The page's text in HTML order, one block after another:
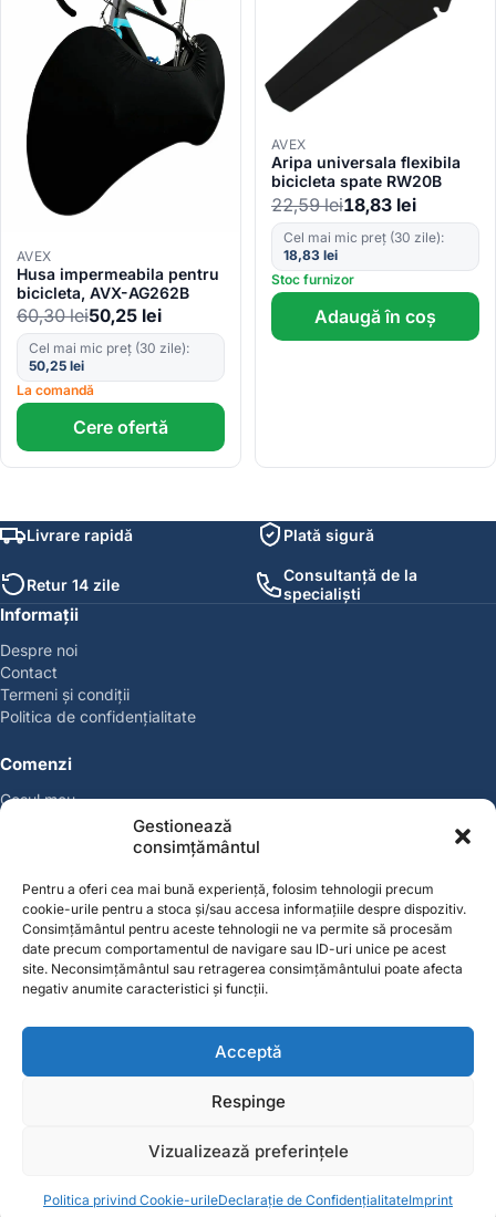
Gestionează
consimțământul
Pentru a oferi cea mai bună experiență, folosim tehnologii precum
cookie-urile pentru a stoca și/sau accesa informațiile despre dispozitiv.
Consimțământul pentru aceste tehnologii ne va permite să procesăm
date precum comportamentul de navigare sau ID-uri unice pe acest
site. Neconsimțământul sau retragerea consimțământului poate afecta
negativ anumite caracteristici și funcții.
Acceptă
Respinge
Vizualizează preferințele
Politica privind Cookie-urileDeclarație de ConfidențialitateImprint
AVEX
Husa impermeabila pentru
bicicleta, AVX-AG262B
60,30lei50,25 lei
Cel mai mic preț (30 zile):
50,25 lei
La comandă
Cere ofertă
AVEX
Aripa universala flexibila
bicicleta spate RW20B
22,59lei18,83 lei
Cel mai mic preț (30 zile):
18,83 lei
Stoc furnizor
Adaugă în coș
Livrare rapidă Plată sigură
Retur 14 zile
Consultanță de la
specialiști
Informații
Despre noi
Contact
Termeni și condiții
Politica de confidențialitate
Comenzi
Coșul meu
Cont
Contul meu
Favorite
Magazin
© 2026 SolGarden. Toate drepturile rezervate.
Acasă Categorii Coș Favorite Cont